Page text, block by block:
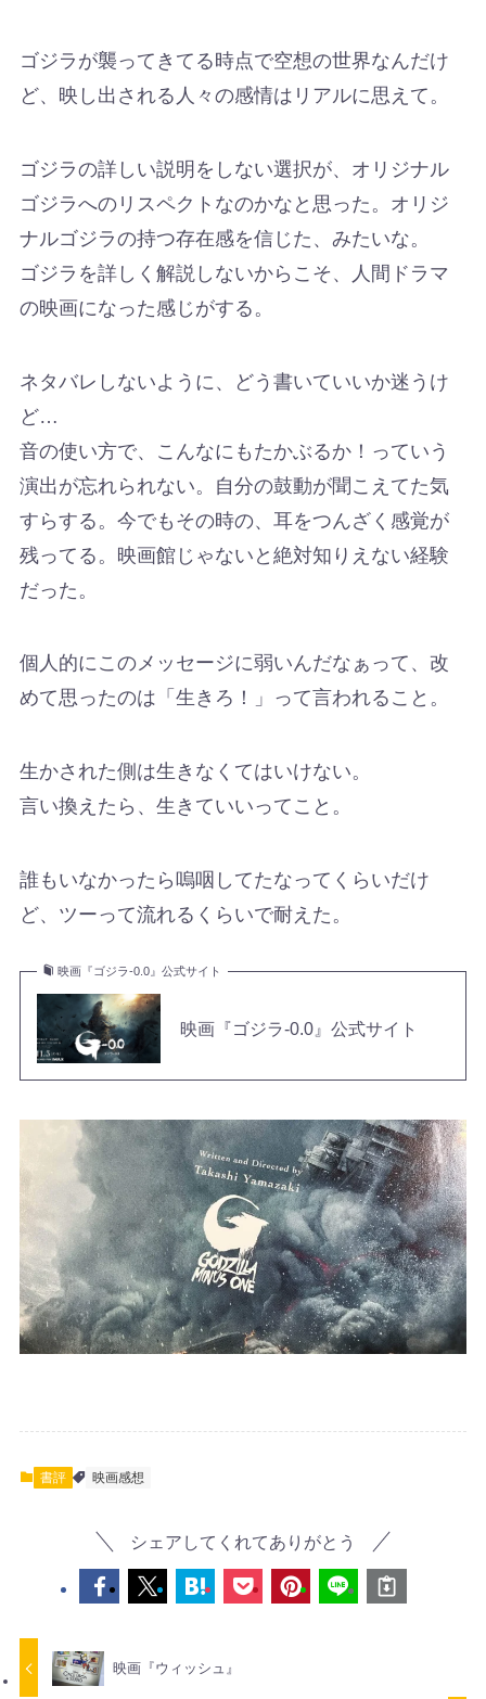
ゴジラが襲ってきてる時点で空想の世界なんだけ
ど、映し出される人々の感情はリアルに思えて。
ゴジラの詳しい説明をしない選択が、オリジナル
ゴジラへのリスペクトなのかなと思った。オリジ
ナルゴジラの持つ存在感を信じた、みたいな。
ゴジラを詳しく解説しないからこそ、人間ドラマ
の映画になった感じがする。
ネタバレしないように、どう書いていいか迷うけ
ど…
音の使い方で、こんなにもたかぶるか！っていう
演出が忘れられない。自分の鼓動が聞こえてた気
すらする。今でもその時の、耳をつんざく感覚が
残ってる。映画館じゃないと絶対知りえない経験
だった。
個人的にこのメッセージに弱いんだなぁって、改
めて思ったのは「生きろ！」って言われること。
生かされた側は生きなくてはいけない。
言い換えたら、生きていいってこと。
誰もいなかったら嗚咽してたなってくらいだけ
ど、ツーって流れるくらいで耐えた。
映画『ゴジラ-0.0』公式サイト
映画『ゴジラ-0.0』公式サイト
書評 映画感想
シェアしてくれてありがとう
映画『ウィッシュ』